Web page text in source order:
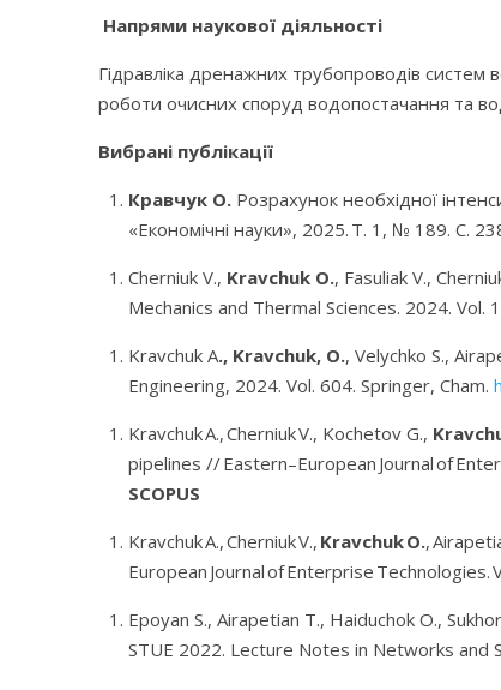
Напрями наукової діяльності
Гідравліка дренажних трубопроводів
роботи очисних споруд водопостачання та
Вибрані публікації
Кравчук О. Розрахунок необхідної
«Економічні науки», 2025. Т. 1, № 189. С.
Cherniuk V., Kravchuk O., Fasuliak V.,
Mechanics and Thermal Sciences. 2024. Vol.
Kravchuk A., Kravchuk, O., Velychko S.,
Engineering, 2024. Vol. 604. Springer, Cham.
Kravchuk A.,Cherniuk V., Kochetov G.,
pipelines //Eastern–European Journal of
SCOPUS
Kravchuk A.,Cherniuk V., Kravchuk O.,
European Journal of Enterprise Technologies.
Epoyan S., Airapetian T., Haiduchok O.,
STUE 2022. Lecture Notes in Networks and